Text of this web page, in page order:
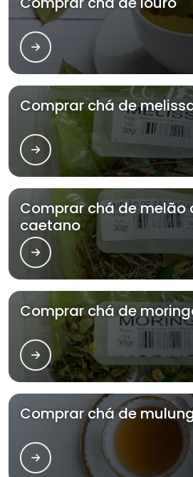
Comprar chá de
Comprar chá de melão
caetano
Comprar chá de
Comprar chá de